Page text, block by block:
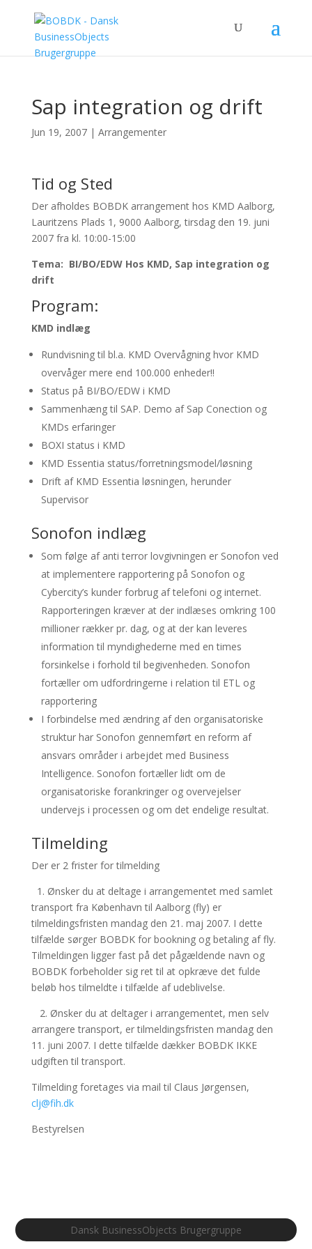
Sap integration og drift
Jun 19, 2007| Arrangementer
Tid og Sted
Der afholdes BOBDK arrangement hos KMD Aalborg,
Lauritzens Plads 1, 9000 Aalborg, tirsdag den 19. juni
2007 fra kl. 10:00-15:00
Tema: BI/BO/EDW Hos KMD, Sap integration og
drift
Program:
KMD indlæg
Rundvisning til bl.a. KMD Overvågning hvor KMD
overvåger mere end 100.000 enheder!!
Status på BI/BO/EDW i KMD
Sammenhæng til SAP. Demo af Sap Conection og
KMDs erfaringer
BOXI status i KMD
KMD Essentia status/forretningsmodel/løsning
Drift af KMD Essentia løsningen, herunder
Supervisor
Sonofon indlæg
Som følge af anti terror lovgivningen er Sonofon ved
at implementere rapportering på Sonofon og
Cybercity’s kunder forbrug af telefoni og internet.
Rapporteringen kræver at der indlæses omkring 100
millioner rækker pr. dag, og at der kan leveres
information til myndighederne med en times
forsinkelse i forhold til begivenheden. Sonofon
fortæller om udfordringerne i relation til ETL og
rapportering
I forbindelse med ændring af den organisatoriske
struktur har Sonofon gennemført en reform af
ansvars områder i arbejdet med Business
Intelligence. Sonofon fortæller lidt om de
organisatoriske forankringer og overvejelser
undervejs i processen og om det endelige resultat.
Tilmelding
Der er 2 frister for tilmelding
1. Ønsker du at deltage i arrangementet med samlet
transport fra København til Aalborg (fly) er
tilmeldingsfristen mandag den 21. maj 2007. I dette
tilfælde sørger BOBDK for bookning og betaling af fly.
Tilmeldingen ligger fast på det pågældende navn og
BOBDK forbeholder sig ret til at opkræve det fulde
beløb hos tilmeldte i tilfælde af udeblivelse.
2. Ønsker du at deltager i arrangementet, men selv
arrangere transport, er tilmeldingsfristen mandag den
11. juni 2007. I dette tilfælde dækker BOBDK IKKE
udgiften til transport.
Tilmelding foretages via mail til Claus Jørgensen,
clj@fih.dk
Bestyrelsen
Dansk BusinessObjects Brugergruppe